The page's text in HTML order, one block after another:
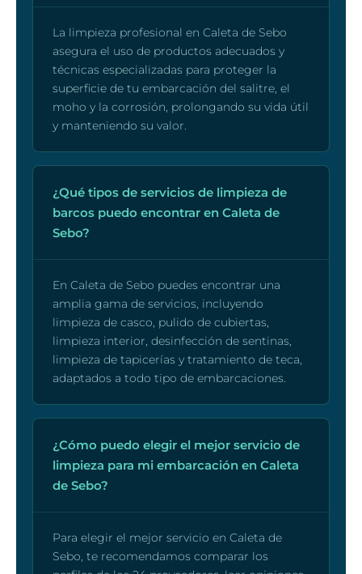
La limpieza profesional en Caleta de Sebo
asegura el uso de productos adecuados y
técnicas especializadas para proteger la
superficie de tu embarcación del salitre, el
moho y la corrosión, prolongando su vida útil
y manteniendo su valor.
¿Qué tipos de servicios de limpieza de
barcos puedo encontrar en Caleta de
Sebo?
En Caleta de Sebo puedes encontrar una
amplia gama de servicios, incluyendo
limpieza de casco, pulido de cubiertas,
limpieza interior, desinfección de sentinas,
limpieza de tapicerías y tratamiento de teca,
adaptados a todo tipo de embarcaciones.
¿Cómo puedo elegir el mejor servicio de
limpieza para mi embarcación en Caleta
de Sebo?
Para elegir el mejor servicio en Caleta de
Sebo, te recomendamos comparar los